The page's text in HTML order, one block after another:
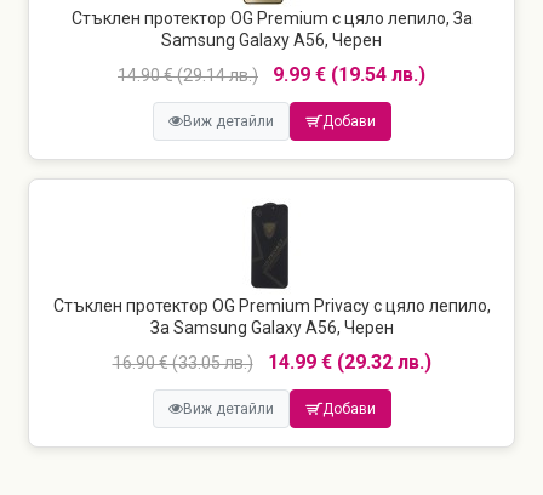
Стъклен протектор OG Premium с цяло лепило, За
Samsung Galaxy A56, Черен
14.90 € (29.14 лв.)
9.99 € (19.54 лв.)
Виж детайли Добави
Стъклен протектор OG Premium Privacy с цяло лепило,
За Samsung Galaxy A56, Черен
16.90 € (33.05 лв.)
14.99 € (29.32 лв.)
Виж детайли Добави